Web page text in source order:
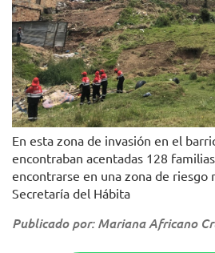
En esta zona de invasión en el
encontraban acentadas 128
encontrarse en una zona de riesgo
Secretaría del Hábita
Publicado por: Mariana Africano